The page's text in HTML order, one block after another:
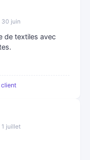
30 juin
de textiles avec
juillet